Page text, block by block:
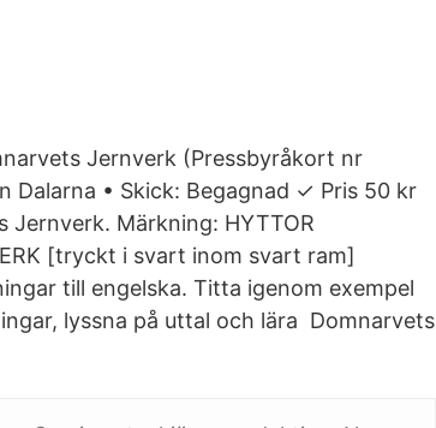
Jernverk (Pressbyråkort nr
• Skick: Begagnad ✓ Pris 50 kr
Jernverk. Märkning: HYTTOR
[tryckt i svart inom svart ram]​
till engelska. Titta igenom exempel
lyssna på uttal och lära Domnarvets